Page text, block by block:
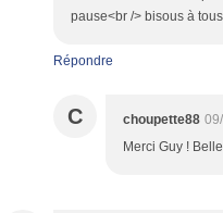
pause<br /> bisous à
Répondre
C choupette88
Merci Guy !